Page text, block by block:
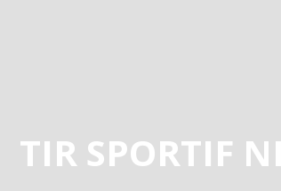
TIR SPORTIF